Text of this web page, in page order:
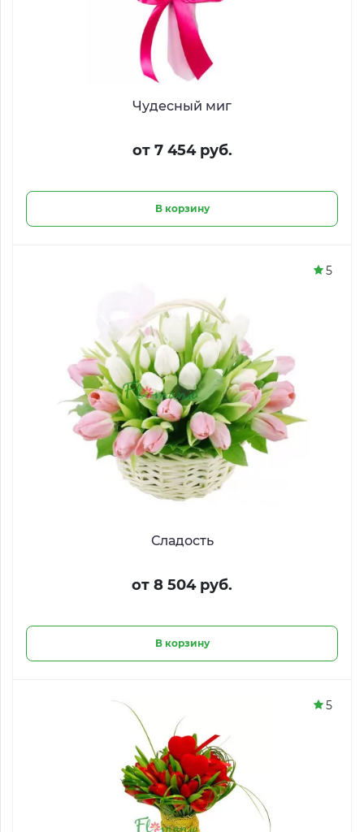
Чудесный миг
от 7 454 руб.
В корзину
Сладость
от 8 504 руб.
В корзину
5
5